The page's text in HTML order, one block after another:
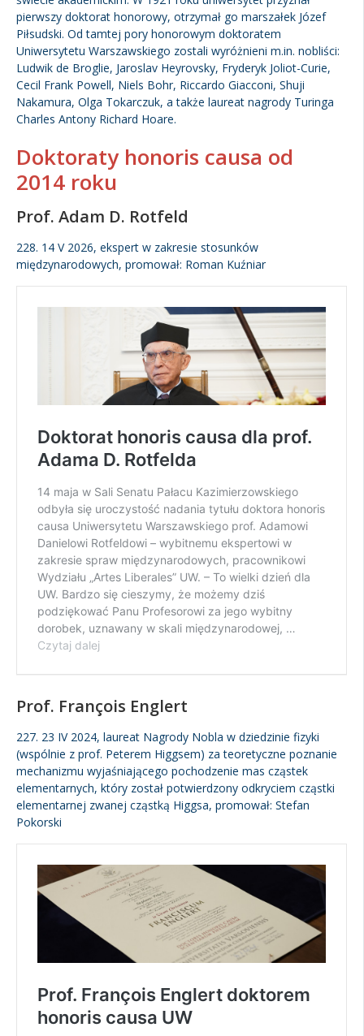
Kandydat
Absolwent
pierwszy doktorat honorowy, otrzymał go marszałek Józef
Piłsudski. Od tamtej pory honorowym doktoratem
Uniwersytetu Warszawskiego zostali wyróżnieni m.in. nobliści:
Ludwik de Broglie, Jaroslav Heyrovsky, Fryderyk Joliot-Curie,
Cecil Frank Powell, Niels Bohr, Riccardo Giacconi, Shuji
Nakamura, Olga Tokarczuk, a także laureat nagrody Turinga
Charles Antony Richard Hoare.
Doktoraty honoris causa od
2014 roku
Prof. Adam D. Rotfeld
228. 14 V 2026, ekspert w zakresie stosunków
międzynarodowych, promował: Roman Kuźniar
Prof. François Englert
227. 23 IV 2024, laureat Nagrody Nobla w dziedzinie fizyki
(wspólnie z prof. Peterem Higgsem) za teoretyczne poznanie
mechanizmu wyjaśniającego pochodzenie mas cząstek
elementarnych, który został potwierdzony odkryciem cząstki
elementarnej zwanej cząstką Higgsa, promował: Stefan
Pokorski